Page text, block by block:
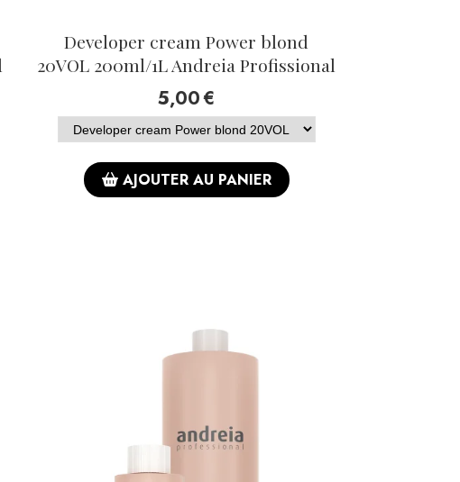
Developer cream Power blond
20VOL 200ml/1L Andreia Profissional
5,00€
AJOUTER AU PANIER